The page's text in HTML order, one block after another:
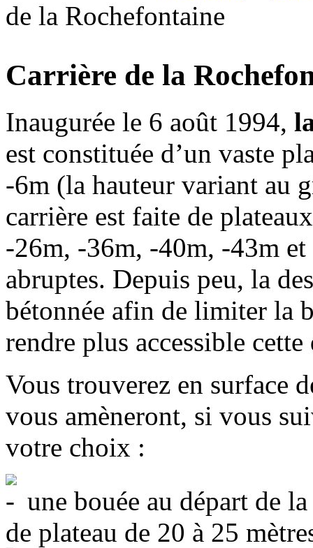
de la Rochefontaine
Carrière de la
Inaugurée le 6 août 1994,
est constituée d’un vaste
-6m (la hauteur variant au
carrière est faite de
-26m, -36m, -40m, -43m
abruptes. Depuis peu, la
bétonnée afin de limiter la
rendre plus accessible cette
Vous trouverez en surface
vous amèneront, si vous
votre choix :
une bouée au départ de
de plateau de 20 à 25